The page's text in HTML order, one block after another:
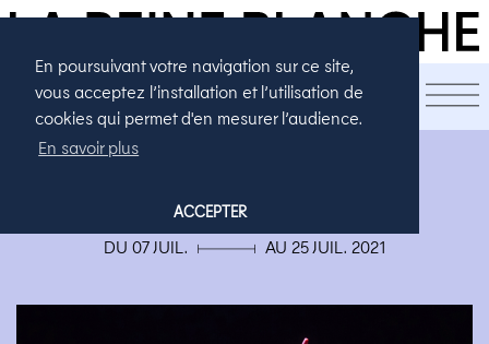
LA SAISON
En poursuivant votre navigation sur ce site,
vous acceptez l’installation et l’utilisation de
cookies qui permet d'en mesurer l’audience.
En savoir plus
ACCEPTER
GALILÉE, LE MÉCANO
DU 07 JUIL. ▄ AU 25 JUIL. 2021